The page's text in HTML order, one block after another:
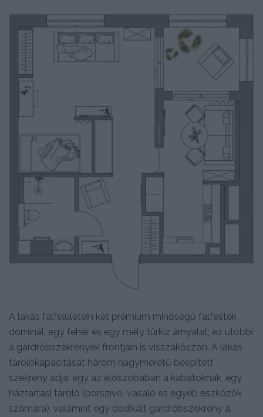
A lakás falfelületein két prémium minőségű falfesték
dominál, egy fehér és egy mély türkiz árnyalat; ez utóbbi
a gardróbszekrények frontjain is visszaköszön. A lakás
tárolókapacitását három nagyméretű beépített
szekrény adja: egy az előszobában a kabátoknak, egy
háztartási tároló (porszívó, vasaló és egyéb eszközök
számára), valamint egy dedikált gardróbszekrény a